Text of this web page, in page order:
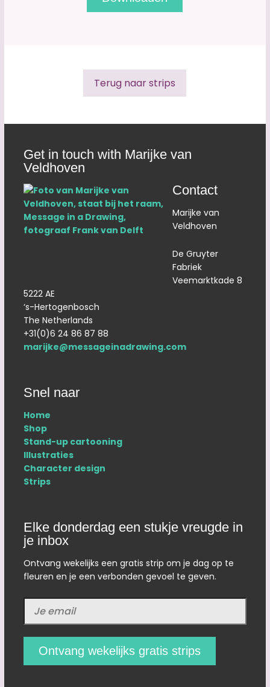
Terug naar strips
Get in touch with Marijke van
Veldhoven
Contact
Marijke van
Veldhoven
De Gruyter
Fabriek
Veemarktkade 8
5222 AE
‘s-Hertogenbosch
The Netherlands
+31(0)6 24 86 87 88
marijke@messageinadrawing.com
Snel naar
Home
Shop
Stand-up cartooning
Illustraties
Character design
Strips
Elke donderdag een stukje vreugde in
je inbox
Ontvang wekelijks een gratis strip om je dag op te
fleuren en je een verbonden gevoel te geven.